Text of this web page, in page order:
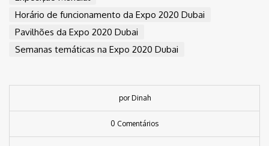
Horário de funcionamento da Expo 2020 Dubai
Pavilhões da Expo 2020 Dubai
Semanas temáticas na Expo 2020 Dubai
por Dinah
0 Comentários